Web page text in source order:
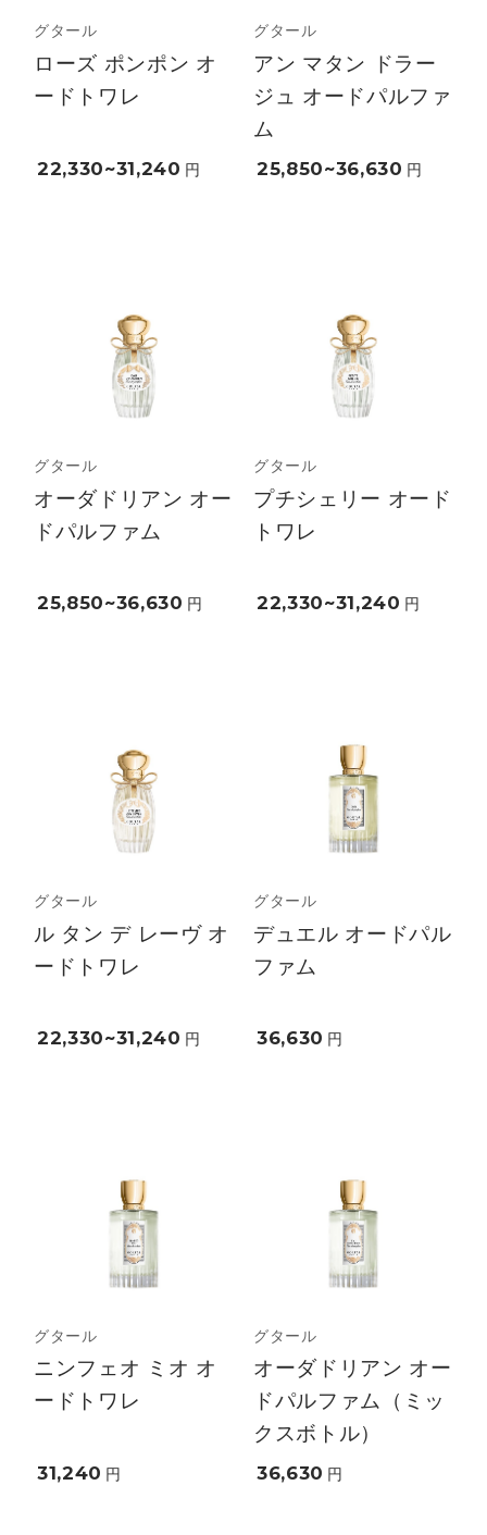
グタール
ローズ ポンポン オ
ードトワレ
22,330~31,240 円
グタール
アン マタン ドラー
ジュ オードパルファ
ム
25,850~36,630 円
グタール
オーダドリアン オー
ドパルファム
25,850~36,630 円
グタール
プチシェリー オード
トワレ
22,330~31,240 円
グタール
ル タン デ レーヴ オ
ードトワレ
22,330~31,240 円
グタール
デュエル オードパル
ファム
36,630 円
グタール
ニンフェオ ミオ オ
ードトワレ
31,240 円
グタール
オーダドリアン オー
ドパルファム（ミッ
クスボトル）
36,630 円